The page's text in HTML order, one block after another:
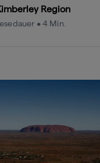
Region
• 4 Min.